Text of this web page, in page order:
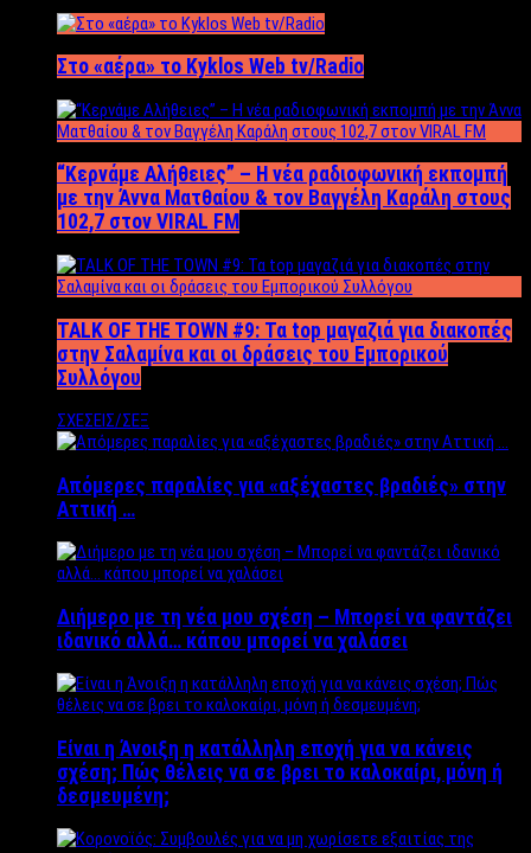
Στο «αέρα» το Kyklos Web tv/Radio
“Kερνάμε Αλήθειες” – Η νέα ραδιοφωνική εκπομπή
με την Άννα Ματθαίου & τον Βαγγέλη Καράλη στους
102,7 στον VIRAL FM
TALK OF THE TOWN #9: Τα top μαγαζιά για διακοπές
στην Σαλαμίνα και οι δράσεις του Εμπορικού
Συλλόγου
ΣΧΕΣΕΙΣ/ΣΕΞ
Απόμερες παραλίες για «αξέχαστες βραδιές» στην
Αττική …
Διήμερο με τη νέα μου σχέση – Μπορεί να φαντάζει
ιδανικό αλλά… κάπου μπορεί να χαλάσει
Είναι η Άνοιξη η κατάλληλη εποχή για να κάνεις
σχέση; Πώς θέλεις να σε βρει το καλοκαίρι, μόνη ή
δεσμευμένη;